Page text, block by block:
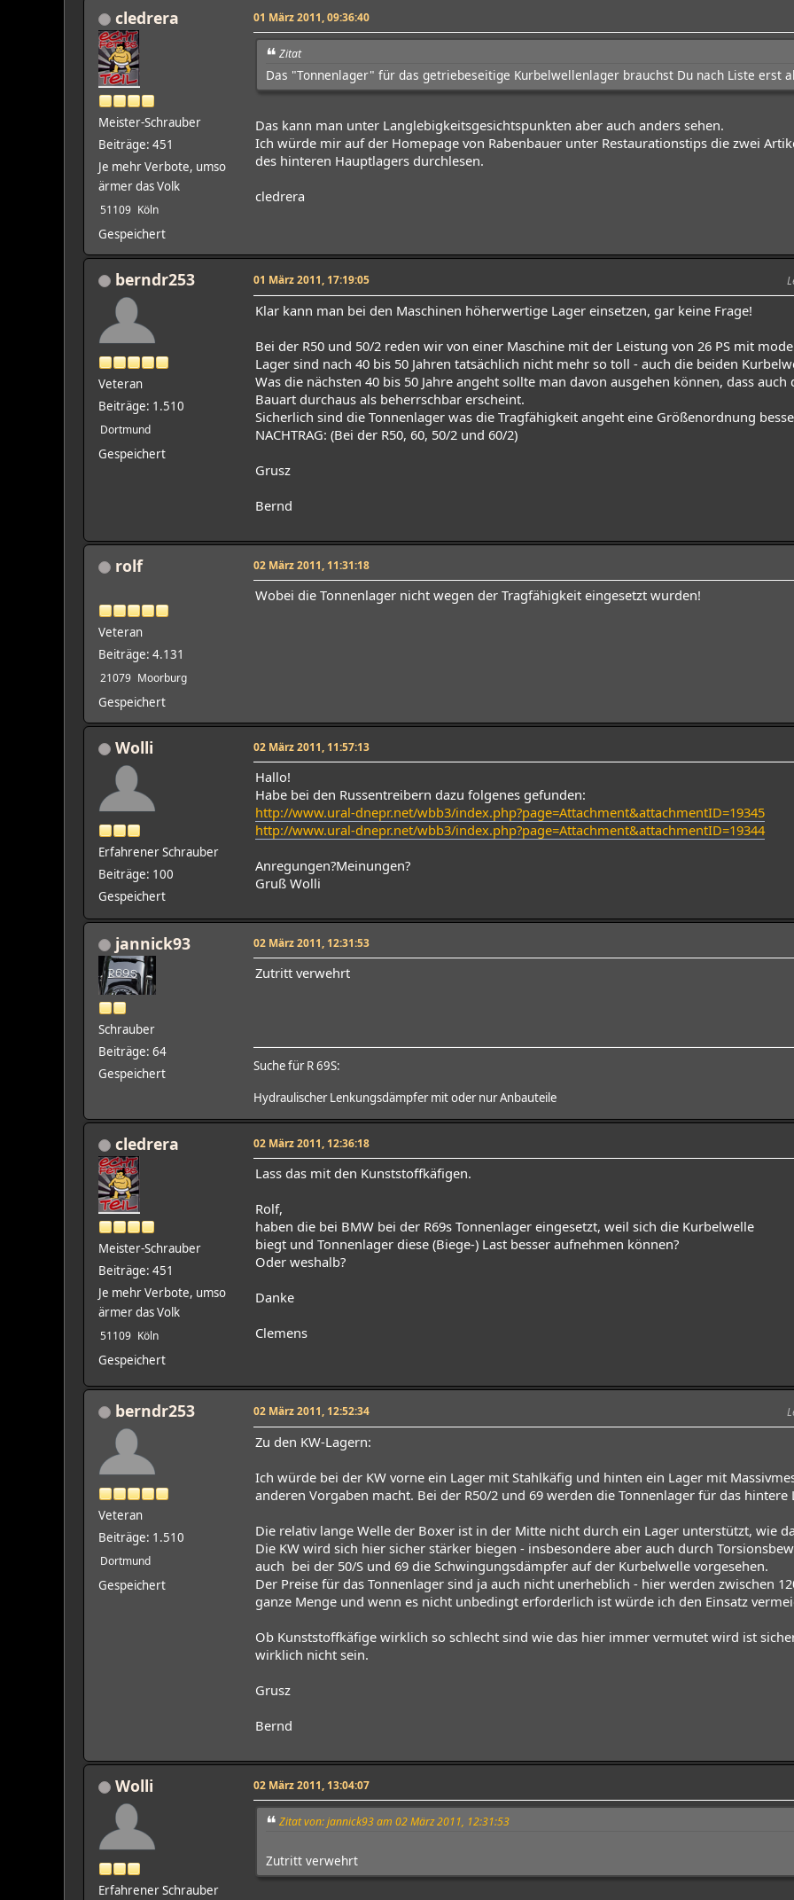
cledrera
Meister-Schrauber
Beiträge: 451
Je mehr Verbote, umso
ärmer das Volk
51109 Köln
Gespeichert
01 März 2011, 09:36:40
Zitat
Das "Tonnenlager" für das getriebeseitige Kurbelwellenlager brauchst Du nach Liste erst
Das kann man unter Langlebigkeitsgesichtspunkten aber auch anders sehen.
Ich würde mir auf der Homepage von Rabenbauer unter Restaurationstips die zwei
des hinteren Hauptlagers durchlesen.
cledrera
berndr253
Veteran
Beiträge: 1.510
Dortmund
Gespeichert
01 März 2011, 17:19:05
Klar kann man bei den Maschinen höherwertige Lager einsetzen, gar keine Frage!
Bei der R50 und 50/2 reden wir von einer Maschine mit der Leistung von 26 PS mit
Lager sind nach 40 bis 50 Jahren tatsächlich nicht mehr so toll - auch die beiden
Was die nächsten 40 bis 50 Jahre angeht sollte man davon ausgehen können, dass
Bauart durchaus als beherrschbar erscheint.
Sicherlich sind die Tonnenlager was die Tragfähigkeit angeht eine Größenordnung
NACHTRAG: (Bei der R50, 60, 50/2 und 60/2)
Grusz
Bernd
rolf
Veteran
Beiträge: 4.131
21079 Moorburg
Gespeichert
02 März 2011, 11:31:18
Wobei die Tonnenlager nicht wegen der Tragfähigkeit eingesetzt wurden!
Wolli
Erfahrener Schrauber
Beiträge: 100
Gespeichert
02 März 2011, 11:57:13
Hallo!
Habe bei den Russentreibern dazu folgenes gefunden:
http://www.ural-dnepr.net/wbb3/index.php?page=Attachment&attachmentID=19345
http://www.ural-dnepr.net/wbb3/index.php?page=Attachment&attachmentID=19344
Anregungen?Meinungen?
Gruß Wolli
jannick93
Schrauber
Beiträge: 64
Gespeichert
02 März 2011, 12:31:53
Zutritt verwehrt
Suche für R 69S:
Hydraulischer Lenkungsdämpfer mit oder nur Anbauteile
cledrera
Meister-Schrauber
Beiträge: 451
Je mehr Verbote, umso
ärmer das Volk
51109 Köln
Gespeichert
02 März 2011, 12:36:18
Lass das mit den Kunststoffkäfigen.
Rolf,
haben die bei BMW bei der R69s Tonnenlager eingesetzt, weil sich die Kurbelwelle
biegt und Tonnenlager diese (Biege-) Last besser aufnehmen können?
Oder weshalb?
Danke
Clemens
berndr253
Veteran
Beiträge: 1.510
Dortmund
Gespeichert
02 März 2011, 12:52:34
Zu den KW-Lagern:
Ich würde bei der KW vorne ein Lager mit Stahlkäfig und hinten ein Lager mit
anderen Vorgaben macht. Bei der R50/2 und 69 werden die Tonnenlager für das hintere
Die relativ lange Welle der Boxer ist in der Mitte nicht durch ein Lager unterstützt, wie
Die KW wird sich hier sicher stärker biegen - insbesondere aber auch durch
auch bei der 50/S und 69 die Schwingungsdämpfer auf der Kurbelwelle vorgesehen.
Der Preise für das Tonnenlager sind ja auch nicht unerheblich - hier werden zwischen
ganze Menge und wenn es nicht unbedingt erforderlich ist würde ich den Einsatz
Ob Kunststoffkäfige wirklich so schlecht sind wie das hier immer vermutet wird ist
wirklich nicht sein.
Grusz
Bernd
Wolli
Erfahrener Schrauber
02 März 2011, 13:04:07
Zitat von: jannick93 am 02 März 2011, 12:31:53
Zutritt verwehrt